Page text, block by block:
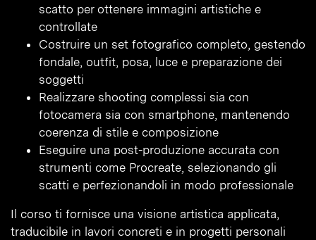
scatto per ottenere immagini artistiche e
controllate
Costruire un set fotografico completo, gestendo
fondale, outfit, posa, luce e preparazione dei
soggetti
Realizzare shooting complessi sia con
fotocamera sia con smartphone, mantenendo
coerenza di stile e composizione
Eseguire una post-produzione accurata con
strumenti come Procreate, selezionando gli
scatti e perfezionandoli in modo professionale
Il corso ti fornisce una visione artistica applicata,
traducibile in lavori concreti e in progetti personali